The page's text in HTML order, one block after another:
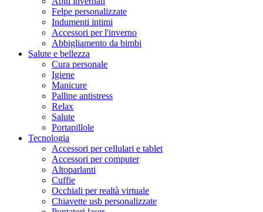
Felpe personalizzate
Indumenti intimi
Accessori per l'inverno
Abbigliamento da bimbi
Salute e bellezza
Cura personale
Igiene
Manicure
Palline antistress
Relax
Salute
Portapillole
Tecnologia
Accessori per cellulari e tablet
Accessori per computer
Altoparlanti
Cuffie
Occhiali per realtà virtuale
Chiavette usb personalizzate